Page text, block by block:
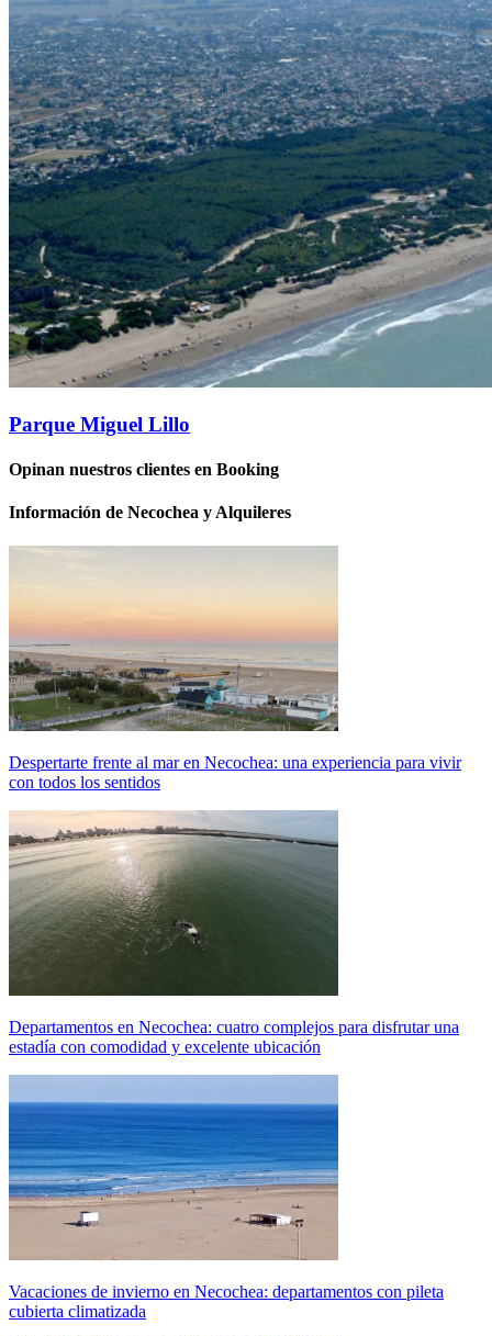
Parque Miguel Lillo
Opinan nuestros clientes en Booking
Información de Necochea y Alquileres
Despertarte frente al mar en Necochea: una experiencia para vivir
con todos los sentidos
Departamentos en Necochea: cuatro complejos para disfrutar una
estadía con comodidad y excelente ubicación
Vacaciones de invierno en Necochea: departamentos con pileta
cubierta climatizada